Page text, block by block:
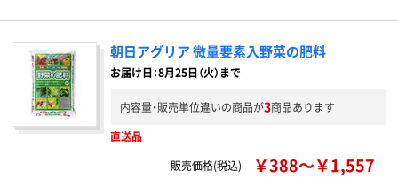
朝日アグリア 微量要素入野菜の肥料
お届け日：8月25日（火）まで
内容量・販売単位違いの商品が3商品あります
直送品
販売価格(税込)
￥388～￥1,557